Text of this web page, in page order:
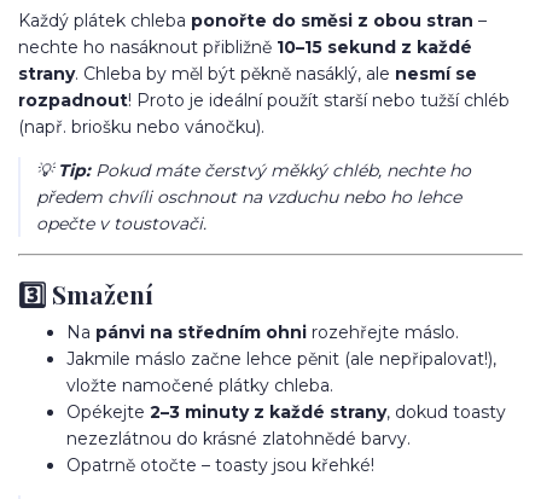
Každý plátek chleba ponořte do směsi z obou stran –
nechte ho nasáknout přibližně 10–15 sekund z každé
strany. Chleba by měl být pěkně nasáklý, ale nesmí se
rozpadnout! Proto je ideální použít starší nebo tužší chléb
(např. briošku nebo vánočku).
💡 Tip:Pokud máte čerstvý měkký chléb, nechte ho
předem chvíli oschnout na vzduchu nebo ho lehce
opečte v toustovači.
3️⃣ Smažení
Na pánvi na středním ohni rozehřejte máslo.
Jakmile máslo začne lehce pěnit (ale nepřipalovat!),
vložte namočené plátky chleba.
Opékejte 2–3 minuty z každé strany, dokud toasty
nezezlátnou do krásné zlatohnědé barvy.
Opatrně otočte – toasty jsou křehké!